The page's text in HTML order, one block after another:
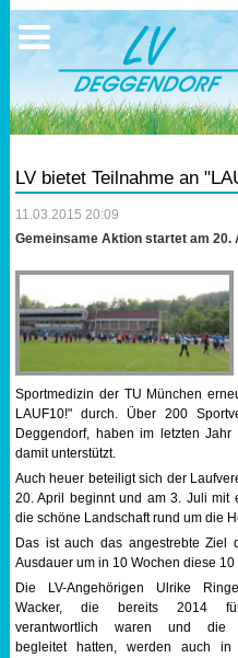
LV bietet Teilnahme an
11.03.2015 20:09
Gemeinsame Aktion startet am 20.
Sportmedizin der TU München
LAUF10!" durch. Über 200
Deggendorf, haben im letzten
damit unterstützt.
Auch heuer beteiligt sich der
20. April beginnt und am 3. Juli mit
die schöne Landschaft rund um die
Das ist auch das angestrebte Ziel
Ausdauer um in 10 Wochen diese 10
Die LV-Angehörigen Ulrike
Wacker, die bereits 2014
verantwortlich waren und die
begleitet hatten, werden auch in
Sportangebote
Trainingszeiten
Laufen
Lauf 10
Triathlon
Nordic Walking
Orientierungslauf
Sportabzeichen
17.05.2026 Triathlon
Ergebnisse
Ergebnisse
Mitgliedschaft
Vereinskleidung
Vorstandschaft
Übungs- Gruppenleiter
Dokumente
Bankverbindung